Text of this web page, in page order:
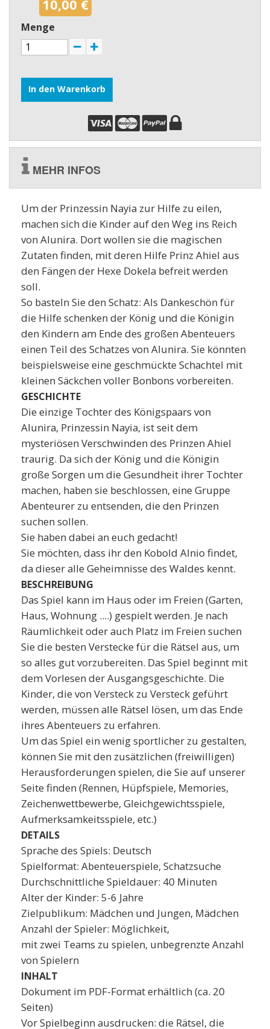
10,00 €
Menge
In den Warenkorb
MEHR INFOS
Um der Prinzessin Nayia zur Hilfe zu eilen,
machen sich die Kinder auf den Weg ins Reich
von Alunira. Dort wollen sie die magischen
Zutaten finden, mit deren Hilfe Prinz Ahiel aus
den Fängen der Hexe Dokela befreit werden
soll.
So basteln Sie den Schatz: Als Dankeschön für
die Hilfe schenken der König und die Königin
den Kindern am Ende des großen Abenteuers
einen Teil des Schatzes von Alunira. Sie könnten
beispielsweise eine geschmückte Schachtel mit
kleinen Säckchen voller Bonbons vorbereiten.
GESCHICHTE
Die einzige Tochter des Königspaars von
Alunira, Prinzessin Nayia, ist seit dem
mysteriösen Verschwinden des Prinzen Ahiel
traurig. Da sich der König und die Königin
große Sorgen um die Gesundheit ihrer Tochter
machen, haben sie beschlossen, eine Gruppe
Abenteurer zu entsenden, die den Prinzen
suchen sollen.
Sie haben dabei an euch gedacht!
Sie möchten, dass ihr den Kobold Alnio findet,
da dieser alle Geheimnisse des Waldes kennt.
BESCHREIBUNG
Das Spiel kann im Haus oder im Freien (Garten,
Haus, Wohnung ....) gespielt werden. Je nach
Räumlichkeit oder auch Platz im Freien suchen
Sie die besten Verstecke für die Rätsel aus, um
so alles gut vorzubereiten. Das Spiel beginnt mit
dem Vorlesen der Ausgangsgeschichte. Die
Kinder, die von Versteck zu Versteck geführt
werden, müssen alle Rätsel lösen, um das Ende
ihres Abenteuers zu erfahren.
Um das Spiel ein wenig sportlicher zu gestalten,
können Sie mit den zusätzlichen (freiwilligen)
Herausforderungen spielen, die Sie auf unserer
Seite finden (Rennen, Hüpfspiele, Memories,
Zeichenwettbewerbe, Gleichgewichtsspiele,
Aufmerksamkeitsspiele, etc.)
DETAILS
Sprache des Spiels: Deutsch
Spielformat: Abenteuerspiele, Schatzsuche
Durchschnittliche Spieldauer: 40 Minuten
Alter der Kinder: 5-6 Jahre
Zielpublikum: Mädchen und Jungen, Mädchen
Anzahl der Spieler: Möglichkeit,
mit zwei Teams zu spielen, unbegrenzte Anzahl
von Spielern
INHALT
Dokument im PDF-Format erhältlich (ca. 20
Seiten)
Vor Spielbeginn ausdrucken: die Rätsel, die